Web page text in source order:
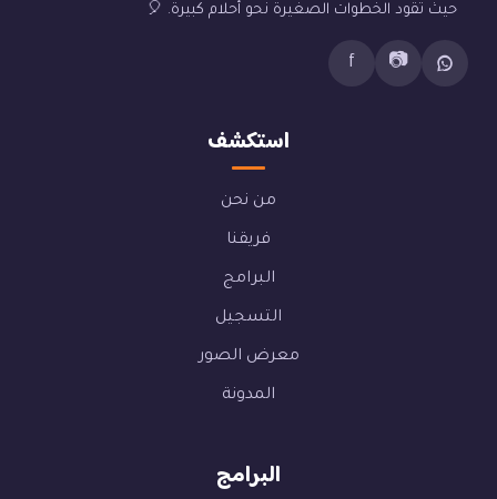
حيث تقود الخطوات الصغيرة نحو أحلام كبيرة. 🎈
f 📷
استكشف
من نحن
فريقنا
البرامج
التسجيل
معرض الصور
المدونة
البرامج